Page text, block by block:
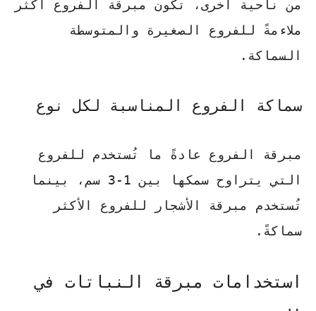
من ناحية أخرى، تكون مبرقة الفروع أكثر
ملاءمةً للفروع الصغيرة والمتوسطة
السماكة.
سماكة الفروع المناسبة لكل نوع
مبرقة الفروع عادةً ما تُستخدم للفروع
التي يتراوح سمكها بين 1-3 سم، بينما
تُستخدم مبرقة الأشجار
للفروع الأكثر
سماكةً.
استخدامات مبرقة النباتات في